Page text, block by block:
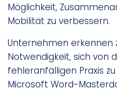
Möglichkeit,
Mobilität zu verbessern.
Unternehmen erkennen
Notwendigkeit, sich von
fehleranfälligen Praxis
Microsoft Word-